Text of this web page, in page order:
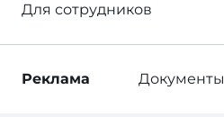
Для сотрудников
Реклама Документы